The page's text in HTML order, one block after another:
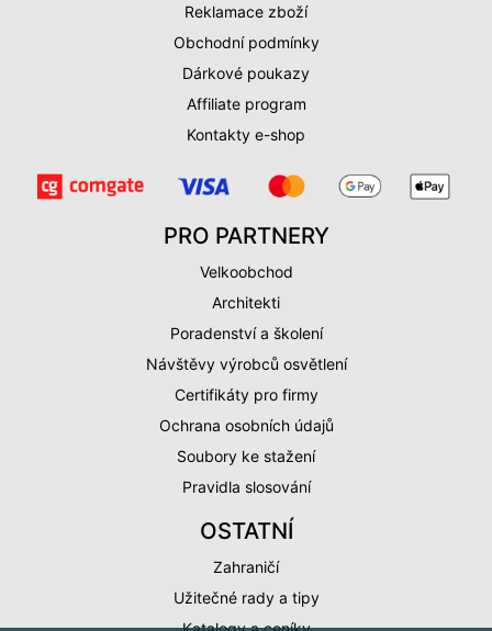
Reklamace zboží
Obchodní podmínky
Dárkové poukazy
Affiliate program
Kontakty e-shop
PRO PARTNERY
Velkoobchod
Architekti
Poradenství a školení
Návštěvy výrobců osvětlení
Certifikáty pro firmy
Ochrana osobních údajů
Soubory ke stažení
Pravidla slosování
OSTATNÍ
Zahraničí
Užitečné rady a tipy